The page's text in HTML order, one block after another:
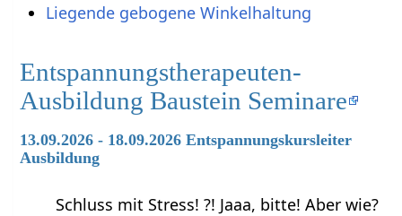
Liegende gebogene Winkelhaltung
Entspannungstherapeuten-
Ausbildung Baustein Seminare
13.09.2026 - 18.09.2026 Entspannungskursleiter
Ausbildung
Schluss mit Stress! ?! Jaaa, bitte! Aber wie?